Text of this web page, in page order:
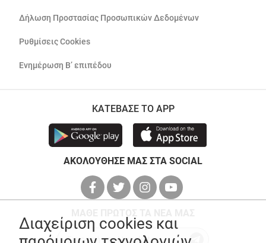
Δήλωση Προστασίας Προσωπικών Δεδομένων
Ρυθμίσεις Cookies
Ενημέρωση Β’ επιπέδου
ΚΑΤΕΒΑΣΕ ΤΟ APP
ΑΚΟΛΟΥΘΗΣΕ ΜΑΣ ΣΤΑ SOCIAL
Διαχείριση cookies και